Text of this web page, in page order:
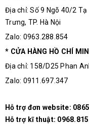
Địa chỉ: Số 9 Ngõ 40/2 Tạ
Trưng, TP. Hà Nội
Zalo: 0963.288.854
* CỬA HÀNG HỒ CHÍ
Địa chỉ: 158/D25 Phan
Zalo: 0911.697.347
Hỗ trợ đơn website:
Hỗ trợ kĩ thuật: